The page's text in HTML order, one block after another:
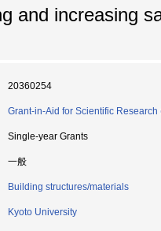
and increasing
20360254
Grant-in-Aid for Scientific Research
Single-year Grants
一般
Building structures/materials
Kyoto University